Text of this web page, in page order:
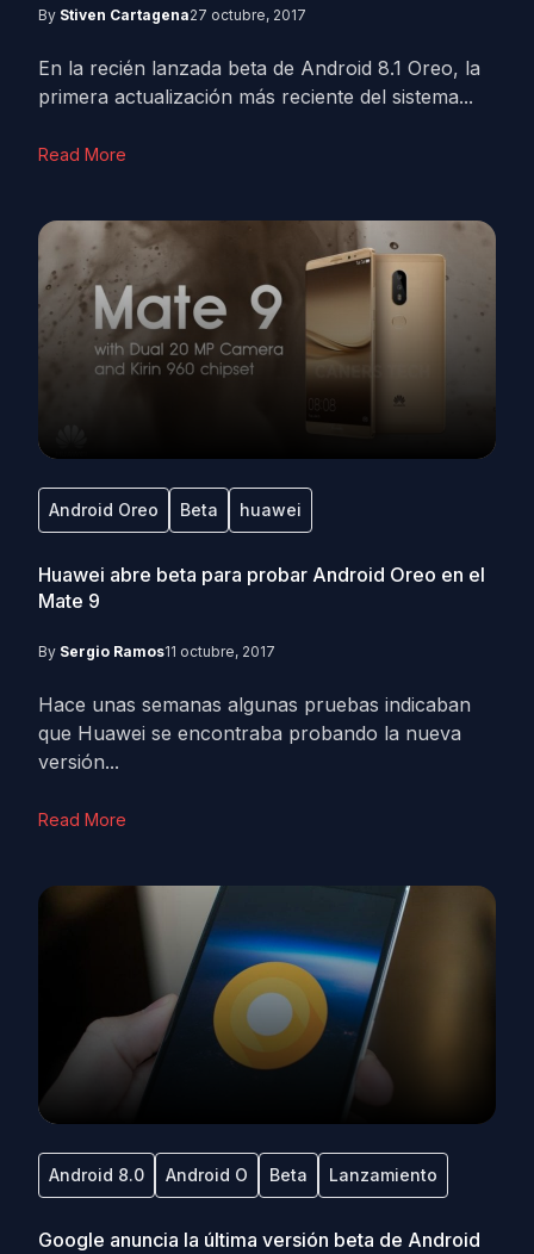
By Stiven Cartagena27 octubre, 2017
En la recién lanzada beta de Android 8.1 Oreo, la
primera actualización más reciente del sistema...
Read More
Android Oreo Beta huawei
Huawei abre beta para probar Android Oreo en el
Mate 9
By Sergio Ramos11 octubre, 2017
Hace unas semanas algunas pruebas indicaban
que Huawei se encontraba probando la nueva
versión...
Read More
Android 8.0 Android O Beta Lanzamiento
Google anuncia la última versión beta de Android